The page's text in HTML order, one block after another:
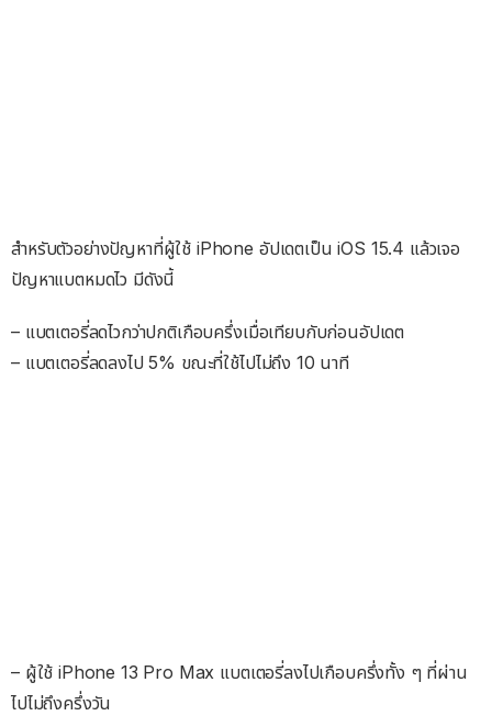
สำหรับตัวอย่างปัญหาที่ผู้ใช้ iPhone อัปเดตเป็น iOS 15.4 แล้วเจอ
ปัญหาแบตหมดไว มีดังนี้
– แบตเตอรี่ลดไวกว่าปกติเกือบครึ่งเมื่อเทียบกับก่อนอัปเดต
– แบตเตอรี่ลดลงไป 5% ขณะที่ใช้ไปไม่ถึง 10 นาที
– ผู้ใช้ iPhone 13 Pro Max แบตเตอรี่ลงไปเกือบครึ่งทั้ง ๆ ที่ผ่าน
ไปไม่ถึงครึ่งวัน